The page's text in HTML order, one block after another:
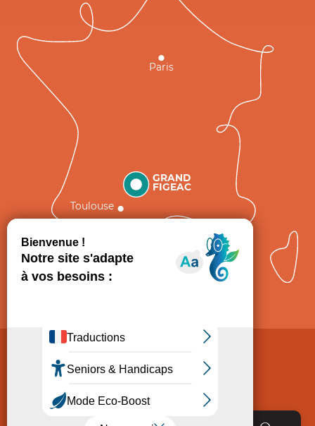
GRAND
FIGEAC
Toulouse
Paris
Politique de Protection des données
Consentement
Accessibilité : non conforme